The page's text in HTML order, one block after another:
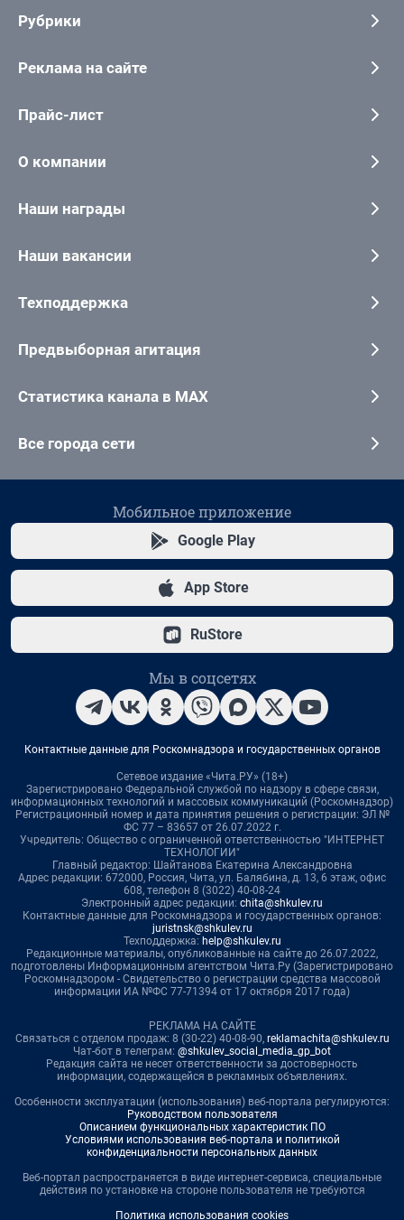
Рубрики
Реклама на сайте
Прайс-лист
О компании
Наши награды
Наши вакансии
Техподдержка
Предвыборная агитация
Статистика канала в MAX
Все города сети
Мобильное приложение
Google Play
App Store
RuStore
Мы в соцсетях
Контактные данные для Роскомнадзора и государственных органов
Сетевое издание «Чита.РУ» (18+)
Зарегистрировано Федеральной службой по надзору в сфере связи,
информационных технологий и массовых коммуникаций (Роскомнадзор)
Регистрационный номер и дата принятия решения о регистрации: ЭЛ №
ФС 77 – 83657 от 26.07.2022 г.
Учредитель: Общество с ограниченной ответственностью "ИНТЕРНЕТ
ТЕХНОЛОГИИ"
Главный редактор: Шайтанова Екатерина Александровна
Адрес редакции: 672000, Россия, Чита, ул. Балябина, д. 13, 6 этаж, офис
608, телефон 8 (3022) 40-08-24
Электронный адрес редакции: chita@shkulev.ru
Контактные данные для Роскомнадзора и государственных органов:
juristnsk@shkulev.ru
Техподдержка: help@shkulev.ru
Редакционные материалы, опубликованные на сайте до 26.07.2022,
подготовлены Информационным агентством Чита.Ру (Зарегистрировано
Роскомнадзором - Свидетельство о регистрации средства массовой
информации ИА №ФС 77-71394 от 17 октября 2017 года)
РЕКЛАМА НА САЙТЕ
Связаться с отделом продаж: 8 (30-22) 40-08-90, reklamachita@shkulev.ru
Чат-бот в телеграм: @shkulev_social_media_gp_bot
Редакция сайта не несет ответственности за достоверность
информации, содержащейся в рекламных объявлениях.
Особенности эксплуатации (использования) веб-портала регулируются:
Руководством пользователя
Описанием функциональных характеристик ПО
Условиями использования веб-портала и политикой
конфиденциальности персональных данных
Веб-портал распространяется в виде интернет-сервиса, специальные
действия по установке на стороне пользователя не требуются
Политика использования cookies